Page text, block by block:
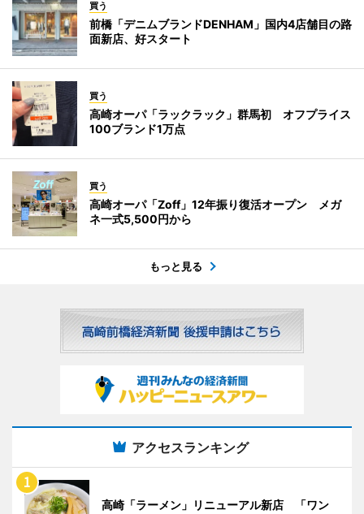
買う
前橋「デニムブランドDENHAM」国内4店舗目の路
面新店、好スタート
買う
高崎オーパ「ラックラック」群馬初 オフプライス
100ブランド1万点
買う
高崎オーパ「Zoff」12年振り復活オープン メガ
ネ一式5,500円から
もっと見る
アクセスランキング
高崎「ラーメン」リニューアル新店 「ワン